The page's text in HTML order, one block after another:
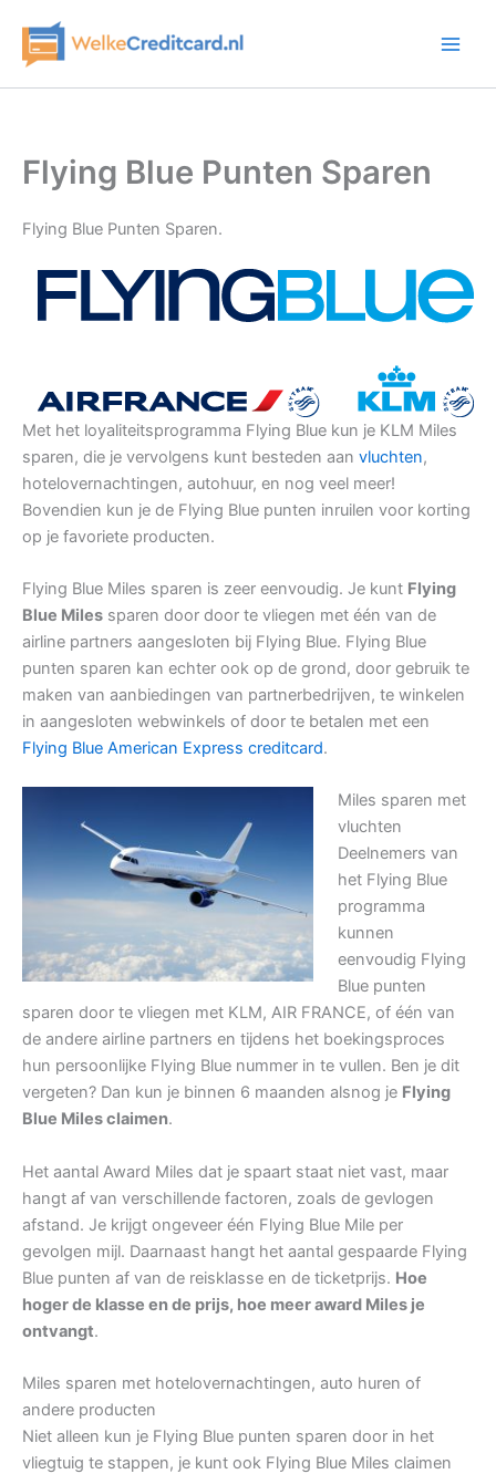
naar
inhoud
Flying Blue Punten Sparen
Flying Blue Punten Sparen.
Met het loyaliteitsprogramma Flying Blue kun je KLM Miles
sparen, die je vervolgens kunt besteden aan vluchten,
hotelovernachtingen, autohuur, en nog veel meer!
Bovendien kun je de Flying Blue punten inruilen voor korting
op je favoriete producten.
Flying Blue Miles sparen is zeer eenvoudig. Je kunt Flying
Blue Miles sparen door door te vliegen met één van de
airline partners aangesloten bij Flying Blue. Flying Blue
punten sparen kan echter ook op de grond, door gebruik te
maken van aanbiedingen van partnerbedrijven, te winkelen
in aangesloten webwinkels of door te betalen met een
Flying Blue American Express creditcard.
Miles sparen met
vluchten
Deelnemers van
het Flying Blue
programma
kunnen
eenvoudig Flying
Blue punten
sparen door te vliegen met KLM, AIR FRANCE, of één van
de andere airline partners en tijdens het boekingsproces
hun persoonlijke Flying Blue nummer in te vullen. Ben je dit
vergeten? Dan kun je binnen 6 maanden alsnog je Flying
Blue Miles claimen.
Het aantal Award Miles dat je spaart staat niet vast, maar
hangt af van verschillende factoren, zoals de gevlogen
afstand. Je krijgt ongeveer één Flying Blue Mile per
gevolgen mijl. Daarnaast hangt het aantal gespaarde Flying
Blue punten af van de reisklasse en de ticketprijs. Hoe
hoger de klasse en de prijs, hoe meer award Miles je
ontvangt.
Miles sparen met hotelovernachtingen, auto huren of
andere producten
Niet alleen kun je Flying Blue punten sparen door in het
vliegtuig te stappen, je kunt ook Flying Blue Miles claimen